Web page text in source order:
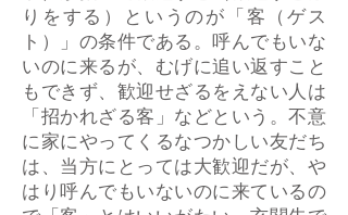
りをする）というのが「客（ゲス
ト）」の条件である。呼んでもいな
いのに来るが、むげに追い返すこと
もできず、歓迎せざるをえない人は
「招かれざる客」などという。不意
に家にやってくるなつかしい友だち
は、当方にとっては大歓迎だが、や
はり呼んでもいないのに来ているの